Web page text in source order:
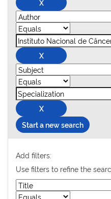
Start a new search
Add filters:
Use filters to refine the